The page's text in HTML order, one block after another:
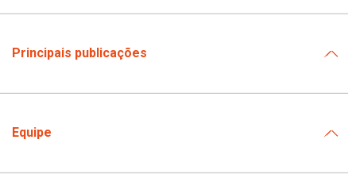
Principais publicações
Equipe